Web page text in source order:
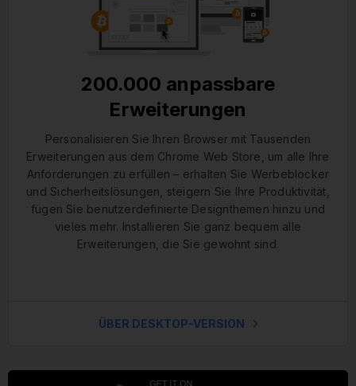
200.000 anpassbare
Erweiterungen
Personalisieren Sie Ihren Browser mit Tausenden
Erweiterungen aus dem Chrome Web Store, um alle Ihre
Anforderungen zu erfüllen – erhalten Sie Werbeblocker
und Sicherheitslösungen, steigern Sie Ihre Produktivität,
fügen Sie benutzerdefinierte Designthemen hinzu und
vieles mehr. Installieren Sie ganz bequem alle
Erweiterungen, die Sie gewohnt sind.
ÜBER DESKTOP-VERSION